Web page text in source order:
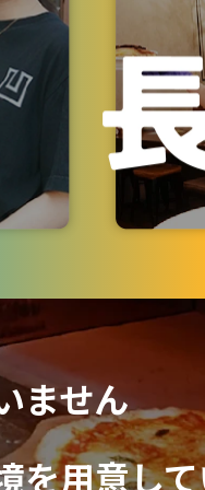
ません
を用意し